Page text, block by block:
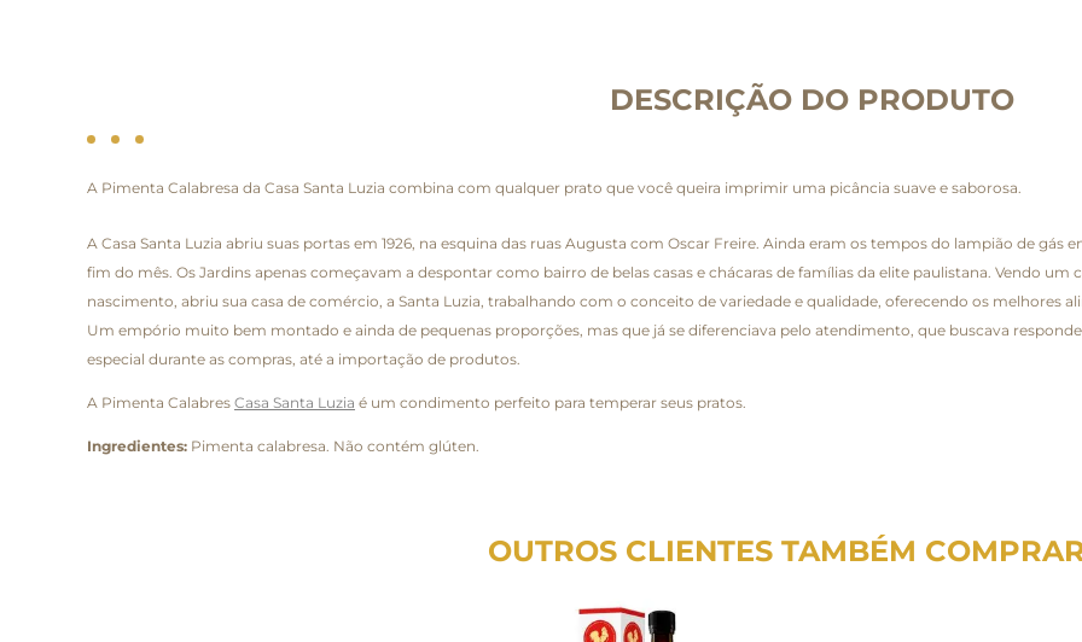
DESCRIÇÃO DO PRODUTO
A Pimenta Calabresa da Casa Santa Luzia combina com qualquer prato que você queira imprimir uma picância suave e saborosa.
A Casa Santa Luzia abriu suas portas em 1926, na esquina das ruas Augusta com Oscar Freire. Ainda eram os tempos do lampião de gás
fim do mês. Os Jardins apenas começavam a despontar como bairro de belas casas e chácaras de famílias da elite paulistana. Vendo
nascimento, abriu sua casa de comércio, a Santa Luzia, trabalhando com o conceito de variedade e qualidade, oferecendo os melhores
Um empório muito bem montado e ainda de pequenas proporções, mas que já se diferenciava pelo atendimento, que buscava
especial durante as compras, até a importação de produtos.
A Pimenta Calabres Casa Santa Luzia é um condimento perfeito para temperar seus pratos.
Ingredientes: Pimenta calabresa. Não contém glúten.
OUTROS CLIENTES TAMBÉM